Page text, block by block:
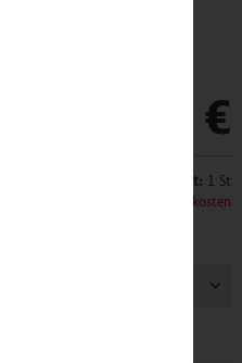
79,90 €
Inhalt: 1 St
zzgl. Versandkosten